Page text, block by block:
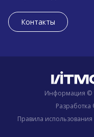
Контакты
Информация ©
Правила